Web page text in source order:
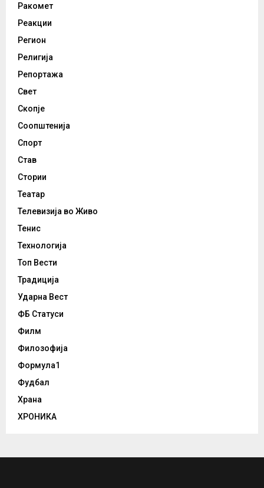
Ракомет
Реакции
Регион
Религија
Репортажа
Свет
Скопје
Соопштенија
Спорт
Став
Стории
Театар
Телевизија во Живо
Тенис
Технологија
Топ Вести
Традиција
Ударна Вест
ФБ Статуси
Филм
Филозофија
Формула1
Фудбал
Храна
ХРОНИКА